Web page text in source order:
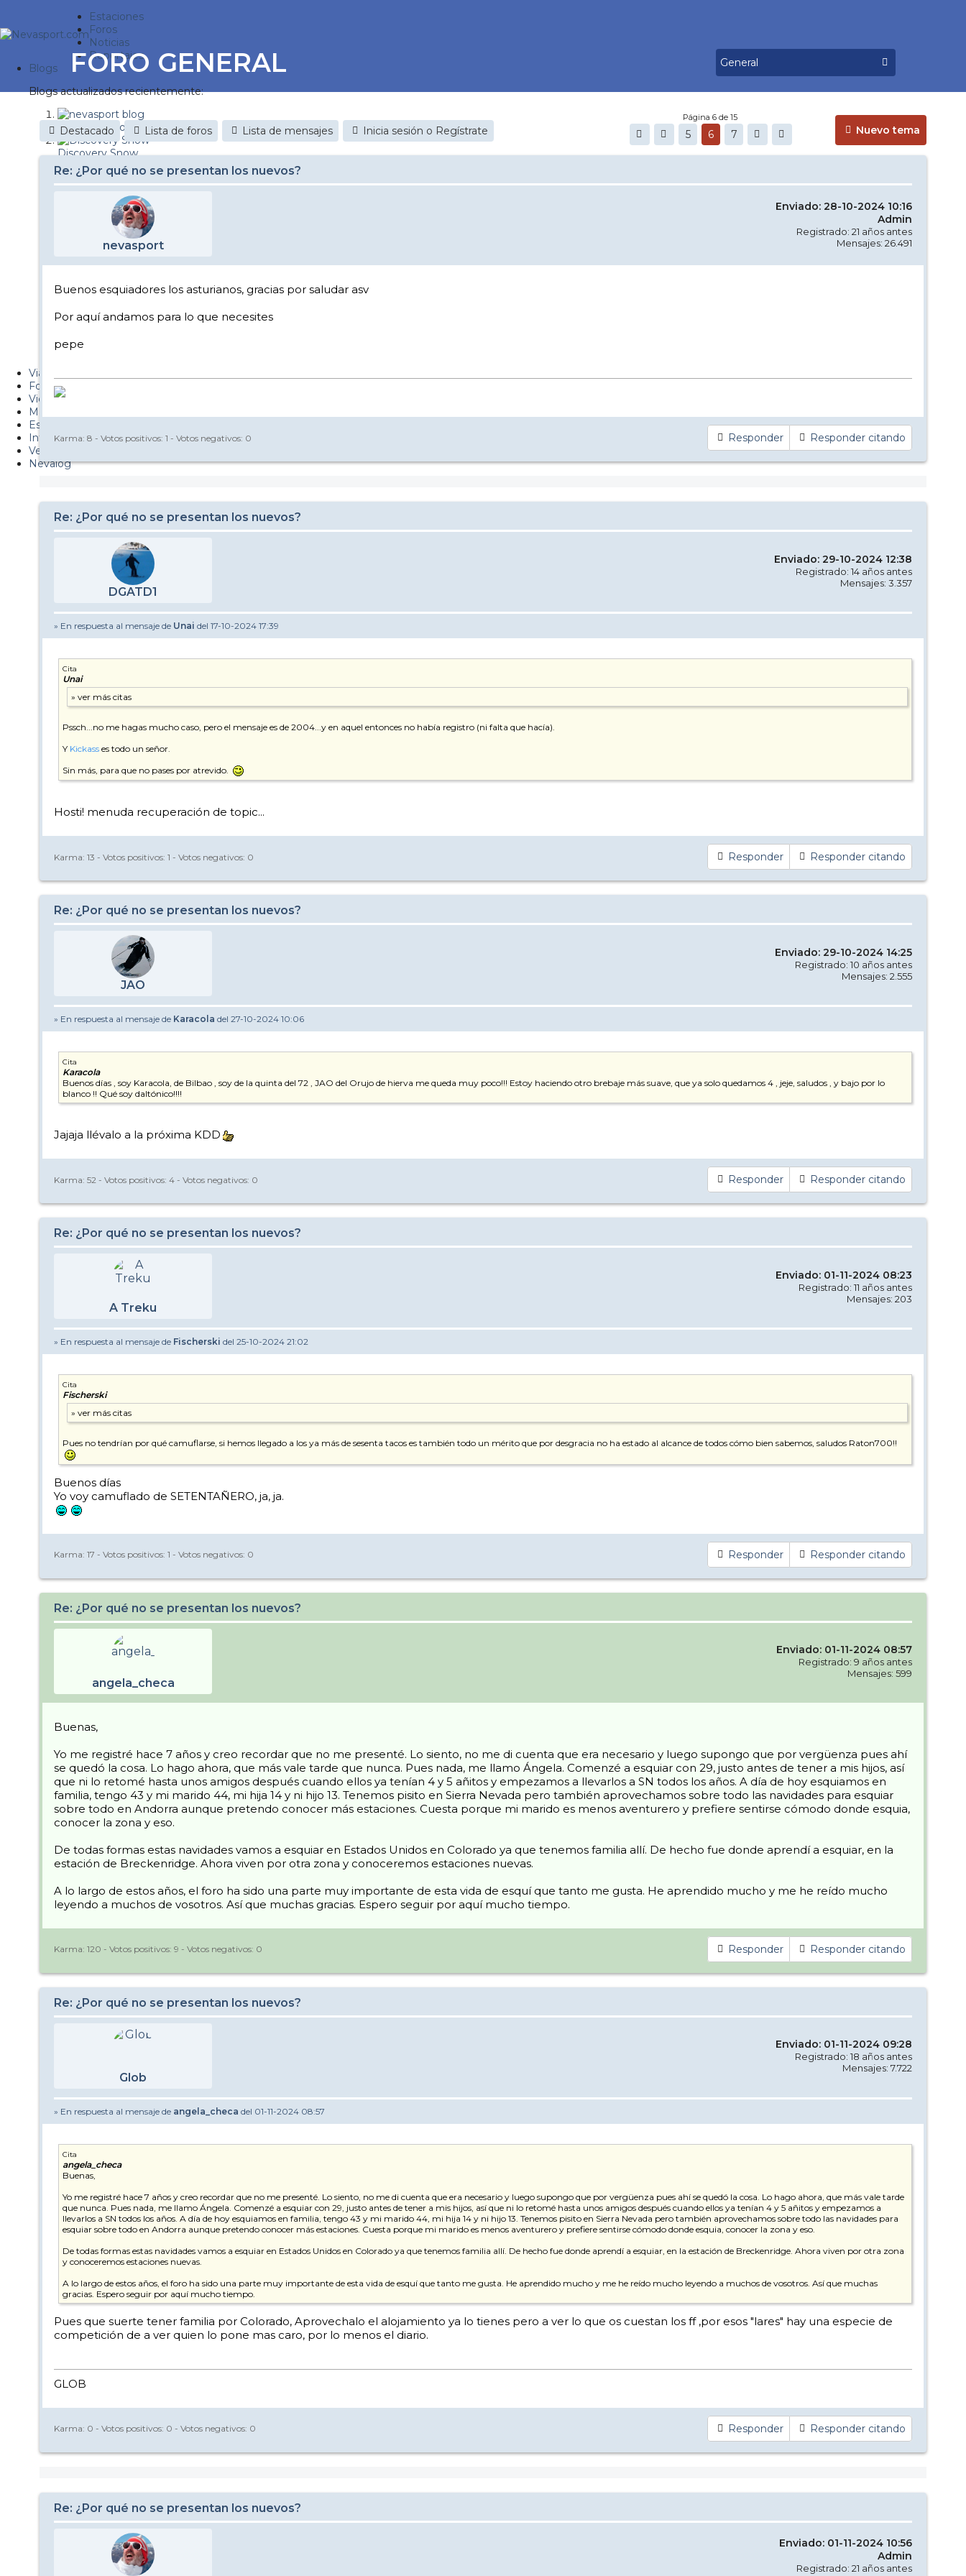
Estaciones
Foros
Noticias
Reportajes
Blogs
Blogs actualizados recientemente:
nevasport blog
Discovery Snow
Brasil
It's a powder da
Diario de un friki
Revista NIX
Viajes
Fotos
Videos
Material
Esquí Pro
Infonieve
Verano
Nevalog
FORO GENERAL
Nuevo tema
Destacado Lista de foros Lista de mensajes Inicia sesión o Regístrate
Página 6 de 15
5 6 7
Re: ¿Por qué no se presentan los nuevos?
nevasport
Enviado: 28-10-2024 10:16
Admin
Registrado: 21 años antes
Mensajes: 26.491
Buenos esquiadores los asturianos, gracias por saludar asv
Por aquí andamos para lo que necesites
pepe
Responder Responder citando
Karma: 8 - Votos positivos: 1 - Votos negativos: 0
Re: ¿Por qué no se presentan los nuevos?
DGATD1
Enviado: 29-10-2024 12:38
Registrado: 14 años antes
Mensajes: 3.357
» En respuesta al mensaje de Unai del 17-10-2024 17:39
Cita
Unai
Pssch...no me hagas mucho caso, pero el mensaje es de 2004...y en aquel entonces no había registro (ni falta que hacía).
Y Kickass es todo un señor.
Sin más, para que no pases por atrevido.
Hosti! menuda recuperación de topic...
Responder Responder citando
Karma: 13 - Votos positivos: 1 - Votos negativos: 0
Re: ¿Por qué no se presentan los nuevos?
JAO
Enviado: 29-10-2024 14:25
Registrado: 10 años antes
Mensajes: 2.555
» En respuesta al mensaje de Karacola del 27-10-2024 10:06
Cita
Karacola
Buenos días , soy Karacola, de Bilbao , soy de la quinta del 72 , JAO del Orujo de hierva me queda muy poco!!! Estoy haciendo otro brebaje más suave, que ya solo quedamos 4 , jeje, saludos , y bajo por lo
blanco !! Qué soy daltónico!!!!
Jajaja llévalo a la próxima KDD
Responder Responder citando
Karma: 52 - Votos positivos: 4 - Votos negativos: 0
Re: ¿Por qué no se presentan los nuevos?
A Treku
Enviado: 01-11-2024 08:23
Registrado: 11 años antes
Mensajes: 203
» En respuesta al mensaje de Fischerski del 25-10-2024 21:02
Cita
Fischerski
Pues no tendrían por qué camuflarse, si hemos llegado a los ya más de sesenta tacos es también todo un mérito que por desgracia no ha estado al alcance de todos cómo bien sabemos, saludos Raton700!!
Buenos días
Yo voy camuflado de SETENTAÑERO, ja, ja.
Responder Responder citando
Karma: 17 - Votos positivos: 1 - Votos negativos: 0
Re: ¿Por qué no se presentan los nuevos?
angela_checa
Enviado: 01-11-2024 08:57
Registrado: 9 años antes
Mensajes: 599
Buenas,
Yo me registré hace 7 años y creo recordar que no me presenté. Lo siento, no me di cuenta que era necesario y luego supongo que por vergüenza pues ahí
se quedó la cosa. Lo hago ahora, que más vale tarde que nunca. Pues nada, me llamo Ángela. Comenzé a esquiar con 29, justo antes de tener a mis hijos, así
que ni lo retomé hasta unos amigos después cuando ellos ya tenían 4 y 5 añitos y empezamos a llevarlos a SN todos los años. A día de hoy esquiamos en
familia, tengo 43 y mi marido 44, mi hija 14 y ni hijo 13. Tenemos pisito en Sierra Nevada pero también aprovechamos sobre todo las navidades para esquiar
sobre todo en Andorra aunque pretendo conocer más estaciones. Cuesta porque mi marido es menos aventurero y prefiere sentirse cómodo donde esquia,
conocer la zona y eso.
De todas formas estas navidades vamos a esquiar en Estados Unidos en Colorado ya que tenemos familia allí. De hecho fue donde aprendí a esquiar, en la
estación de Breckenridge. Ahora viven por otra zona y conoceremos estaciones nuevas.
A lo largo de estos años, el foro ha sido una parte muy importante de esta vida de esquí que tanto me gusta. He aprendido mucho y me he reído mucho
leyendo a muchos de vosotros. Así que muchas gracias. Espero seguir por aquí mucho tiempo.
Responder Responder citando
Karma: 120 - Votos positivos: 9 - Votos negativos: 0
Re: ¿Por qué no se presentan los nuevos?
Glob
Enviado: 01-11-2024 09:28
Registrado: 18 años antes
Mensajes: 7.722
» En respuesta al mensaje de angela_checa del 01-11-2024 08:57
Cita
angela_checa
Buenas,
Yo me registré hace 7 años y creo recordar que no me presenté. Lo siento, no me di cuenta que era necesario y luego supongo que por vergüenza pues ahí se quedó la cosa. Lo hago ahora, que más vale tarde
que nunca. Pues nada, me llamo Ángela. Comenzé a esquiar con 29, justo antes de tener a mis hijos, así que ni lo retomé hasta unos amigos después cuando ellos ya tenían 4 y 5 añitos y empezamos a
llevarlos a SN todos los años. A día de hoy esquiamos en familia, tengo 43 y mi marido 44, mi hija 14 y ni hijo 13. Tenemos pisito en Sierra Nevada pero también aprovechamos sobre todo las navidades para
esquiar sobre todo en Andorra aunque pretendo conocer más estaciones. Cuesta porque mi marido es menos aventurero y prefiere sentirse cómodo donde esquia, conocer la zona y eso.
De todas formas estas navidades vamos a esquiar en Estados Unidos en Colorado ya que tenemos familia allí. De hecho fue donde aprendí a esquiar, en la estación de Breckenridge. Ahora viven por otra zona
y conoceremos estaciones nuevas.
A lo largo de estos años, el foro ha sido una parte muy importante de esta vida de esquí que tanto me gusta. He aprendido mucho y me he reído mucho leyendo a muchos de vosotros. Así que muchas
gracias. Espero seguir por aquí mucho tiempo.
Pues que suerte tener familia por Colorado, Aprovechalo el alojamiento ya lo tienes pero a ver lo que os cuestan los ff ,por esos "lares" hay una especie de
competición de a ver quien lo pone mas caro, por lo menos el diario.
GLOB
Responder Responder citando
Karma: 0 - Votos positivos: 0 - Votos negativos: 0
Re: ¿Por qué no se presentan los nuevos?
Enviado: 01-11-2024 10:56
Admin
Registrado: 21 años antes